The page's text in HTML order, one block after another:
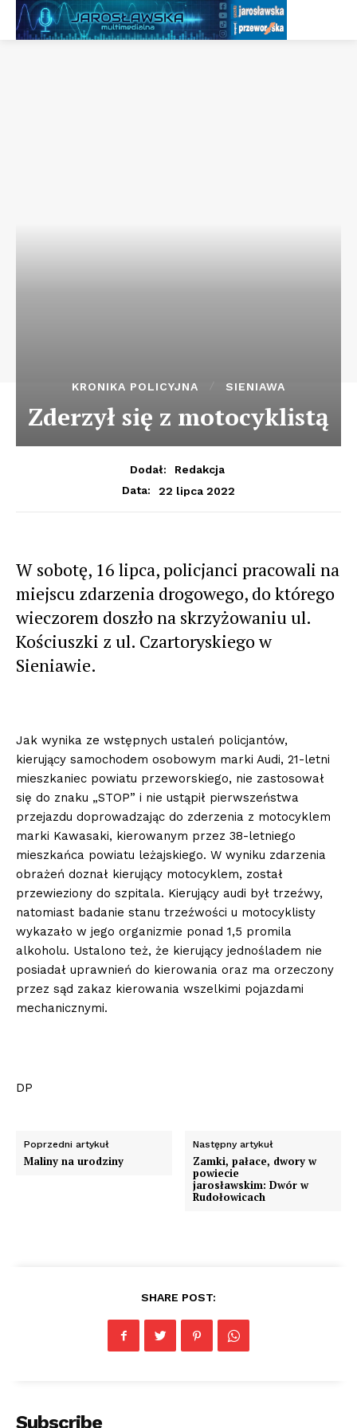
KRONIKA POLICYJNA SIENIAWA
Zderzył się z motocyklistą
Dodał:
Redakcja
Data:
22 lipca 2022
W sobotę, 16 lipca, policjanci pracowali na
miejscu zdarzenia drogowego, do którego
wieczorem doszło na skrzyżowaniu ul.
Kościuszki z ul. Czartoryskiego w
Sieniawie.
Jak wynika ze wstępnych ustaleń policjantów,
kierujący samochodem osobowym marki Audi, 21-letni
mieszkaniec powiatu przeworskiego, nie zastosował
się do znaku „STOP” i nie ustąpił pierwszeństwa
przejazdu doprowadzając do zderzenia z motocyklem
marki Kawasaki, kierowanym przez 38-letniego
mieszkańca powiatu leżajskiego. W wyniku zdarzenia
obrażeń doznał kierujący motocyklem, został
przewieziony do szpitala. Kierujący audi był trzeźwy,
natomiast badanie stanu trzeźwości u motocyklisty
wykazało w jego organizmie ponad 1,5 promila
alkoholu. Ustalono też, że kierujący jednośladem nie
posiadał uprawnień do kierowania oraz ma orzeczony
przez sąd zakaz kierowania wszelkimi pojazdami
mechanicznymi.
DP
Poprzedni artykuł
Maliny na urodziny
Następny artykuł
Zamki, pałace, dwory w
powiecie
jarosławskim: Dwór w
Rudołowicach
SHARE POST:
Subscribe